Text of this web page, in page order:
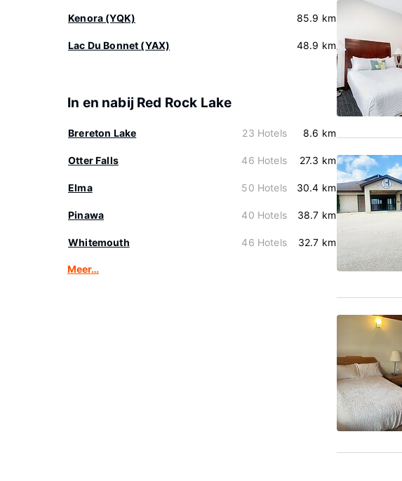
Kenora (YQK) 85.9 km
Lac Du Bonnet (YAX) 48.9 km
In en nabij Red Rock Lake
Brereton Lake 23 Hotels 8.6 km
Otter Falls 46 Hotels 27.3 km
Elma 50 Hotels 30.4 km
Pinawa 40 Hotels 38.7 km
Whitemouth 46 Hotels 32.7 km
Meer…